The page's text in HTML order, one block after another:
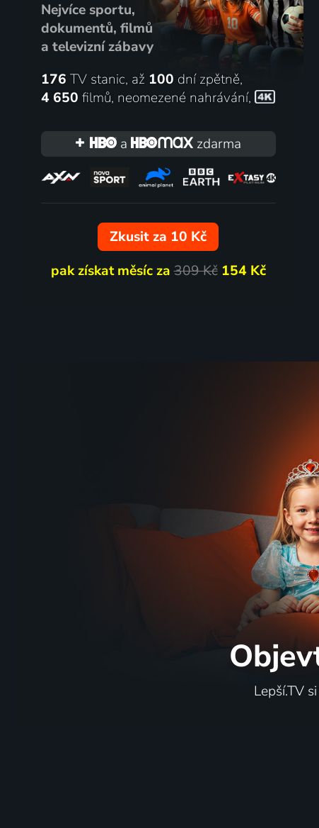
Nejvíce sportu,
dokumentů, filmů
a televizní zábavy
176 TV stanic, až 100 dní zpětně,
4 650 filmů, neomezené nahrávání,
a zdarma
Zkusit za 10 Kč
pak získat měsíc za309 Kč 154 Kč
Lepší.TV